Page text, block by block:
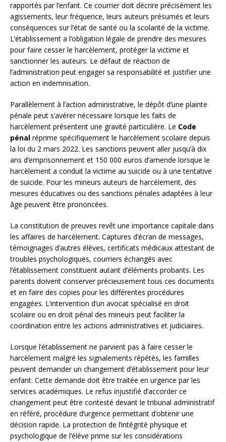
rapportés par l’enfant. Ce courrier doit décrire précisément les
agissements, leur fréquence, leurs auteurs présumés et leurs
conséquences sur l’état de santé ou la scolarité de la victime.
L’établissement a l’obligation légale de prendre des mesures
pour faire cesser le harcèlement, protéger la victime et
sanctionner les auteurs. Le défaut de réaction de
l’administration peut engager sa responsabilité et justifier une
action en indemnisation.
Parallèlement à l’action administrative, le dépôt d’une plainte
pénale peut s’avérer nécessaire lorsque les faits de
harcèlement présentent une gravité particulière. Le Code
pénal réprime spécifiquement le harcèlement scolaire depuis
la loi du 2 mars 2022. Les sanctions peuvent aller jusqu’à dix
ans d’emprisonnement et 150 000 euros d’amende lorsque le
harcèlement a conduit la victime au suicide ou à une tentative
de suicide. Pour les mineurs auteurs de harcèlement, des
mesures éducatives ou des sanctions pénales adaptées à leur
âge peuvent être prononcées.
La constitution de preuves revêt une importance capitale dans
les affaires de harcèlement. Captures d’écran de messages,
témoignages d’autres élèves, certificats médicaux attestant de
troubles psychologiques, courriers échangés avec
l’établissement constituent autant d’éléments probants. Les
parents doivent conserver précieusement tous ces documents
et en faire des copies pour les différentes procédures
engagées. L’intervention d’un avocat spécialisé en droit
scolaire ou en droit pénal des mineurs peut faciliter la
coordination entre les actions administratives et judiciaires.
Lorsque l’établissement ne parvient pas à faire cesser le
harcèlement malgré les signalements répétés, les familles
peuvent demander un changement d’établissement pour leur
enfant. Cette demande doit être traitée en urgence par les
services académiques. Le refus injustifié d’accorder ce
changement peut être contesté devant le tribunal administratif
en référé, procédure d’urgence permettant d’obtenir une
décision rapide. La protection de l’intégrité physique et
psychologique de l’élève prime sur les considérations